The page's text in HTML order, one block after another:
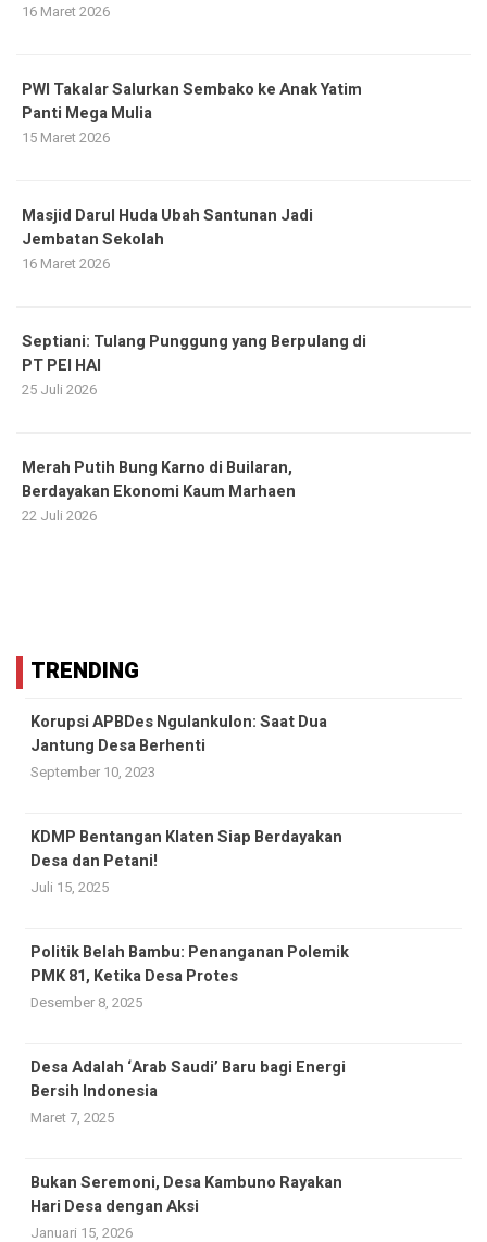
16 Maret 2026
PWI Takalar Salurkan Sembako ke Anak Yatim
Panti Mega Mulia
15 Maret 2026
Masjid Darul Huda Ubah Santunan Jadi
Jembatan Sekolah
16 Maret 2026
Septiani: Tulang Punggung yang Berpulang di
PT PEI HAI
25 Juli 2026
Merah Putih Bung Karno di Builaran,
Berdayakan Ekonomi Kaum Marhaen
22 Juli 2026
TRENDING
Korupsi APBDes Ngulankulon: Saat Dua
Jantung Desa Berhenti
September 10, 2023
KDMP Bentangan Klaten Siap Berdayakan
Desa dan Petani!
Juli 15, 2025
Politik Belah Bambu: Penanganan Polemik
PMK 81, Ketika Desa Protes
Desember 8, 2025
Desa Adalah ‘Arab Saudi’ Baru bagi Energi
Bersih Indonesia
Maret 7, 2025
Bukan Seremoni, Desa Kambuno Rayakan
Hari Desa dengan Aksi
Januari 15, 2026